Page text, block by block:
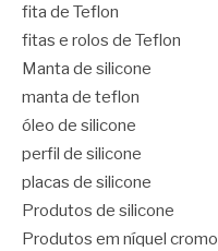
fita de Teflon
fitas e rolos de Teflon
Manta de silicone
manta de teflon
óleo de silicone
perfil de silicone
placas de silicone
Produtos de silicone
Produtos em níquel cromo